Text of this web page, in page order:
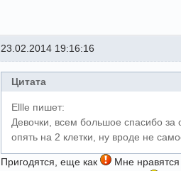
23.02.2014 19:16:16
Цитата
Ellle пишет:
Девочки, всем большое спасибо
опять на 2 клетки, ну вроде не
Пригодятся, еще как
Мне